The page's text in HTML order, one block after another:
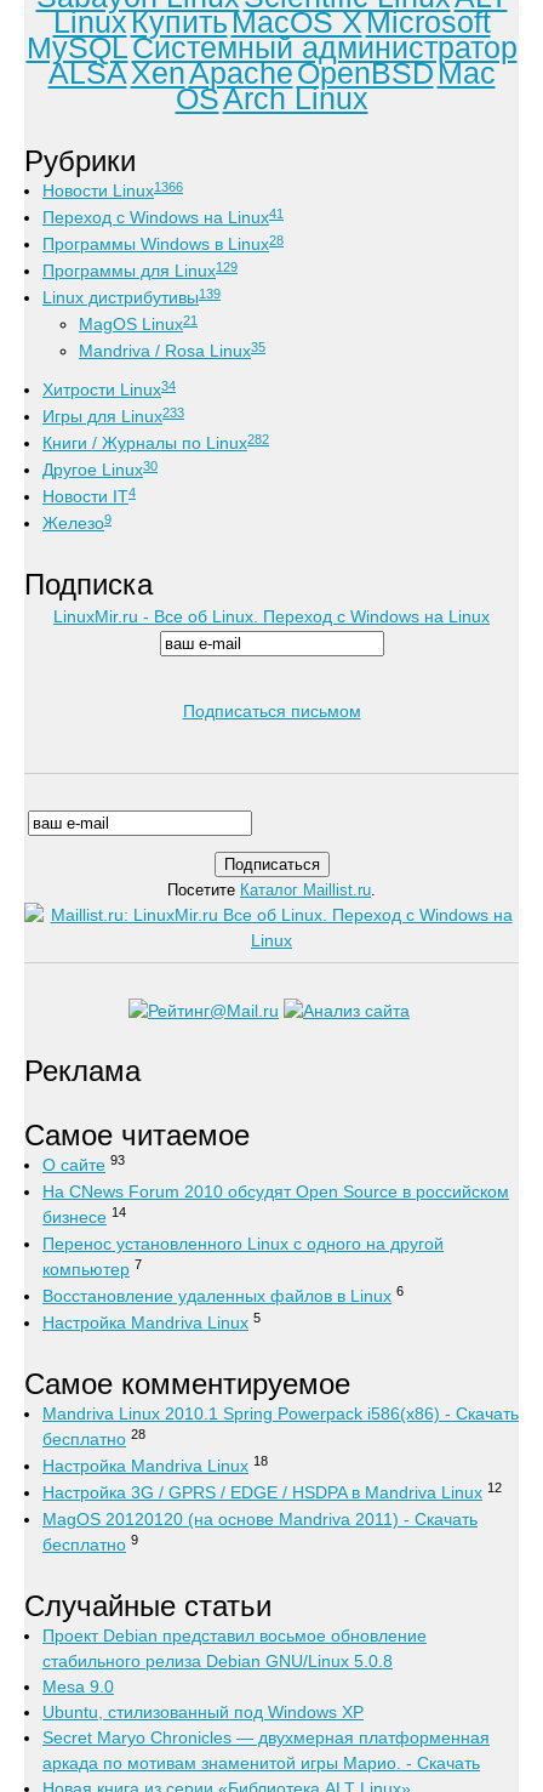
LinuxКупитьMacOS XMicrosoft
MySQLСистемный администратор
ALSAXenApacheOpenBSDMac
OSArch Linux
Рубрики
Новости Linux1366
Переход с Windows на Linux41
Программы Windows в Linux28
Программы для Linux129
Linux дистрибутивы139
MagOS Linux21
Mandriva / Rosa Linux35
Хитрости Linux34
Игры для Linux233
Книги / Журналы по Linux282
Другое Linux30
Новости IT4
Железо9
Подписка
LinuxMir.ru - Все об Linux. Переход с Windows на Linux
Подписаться письмом
Посетите Каталог Maillist.ru.
Реклама
Самое читаемое
О сайте 93
На CNews Forum 2010 обсудят Open Source в российском
бизнесе 14
Перенос установленного Linux с одного на другой
компьютер 7
Восстановление удаленных файлов в Linux 6
Настройка Mandriva Linux 5
Самое комментируемое
Mandriva Linux 2010.1 Spring Powerpack i586(x86) - Скачать
бесплатно 28
Настройка Mandriva Linux 18
Настройка 3G / GPRS / EDGE / HSDPA в Mandriva Linux 12
MagOS 20120120 (на основе Mandriva 2011) - Скачать
бесплатно 9
Случайные статьи
Проект Debian представил восьмое обновление
стабильного релиза Debian GNU/Linux 5.0.8
Mesa 9.0
Ubuntu, стилизованный под Windows XP
Secret Maryo Chronicles — двухмерная платформенная
аркада по мотивам знаменитой игры Марио. - Скачать